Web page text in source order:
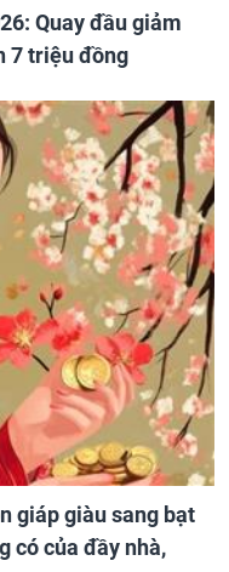
Quay đầu giảm
7 triệu đồng
giáp giàu sang bạt
có của đầy nhà,